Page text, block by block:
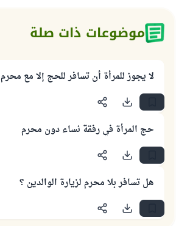
موضوعات ذات صلة
لا يجوز للمرأة أن تسافر للحج إلا مع محرم
حج المرأة في رفقة نساء دون محرم
هل تسافر بلا محرم لزيارة الوالدين ؟